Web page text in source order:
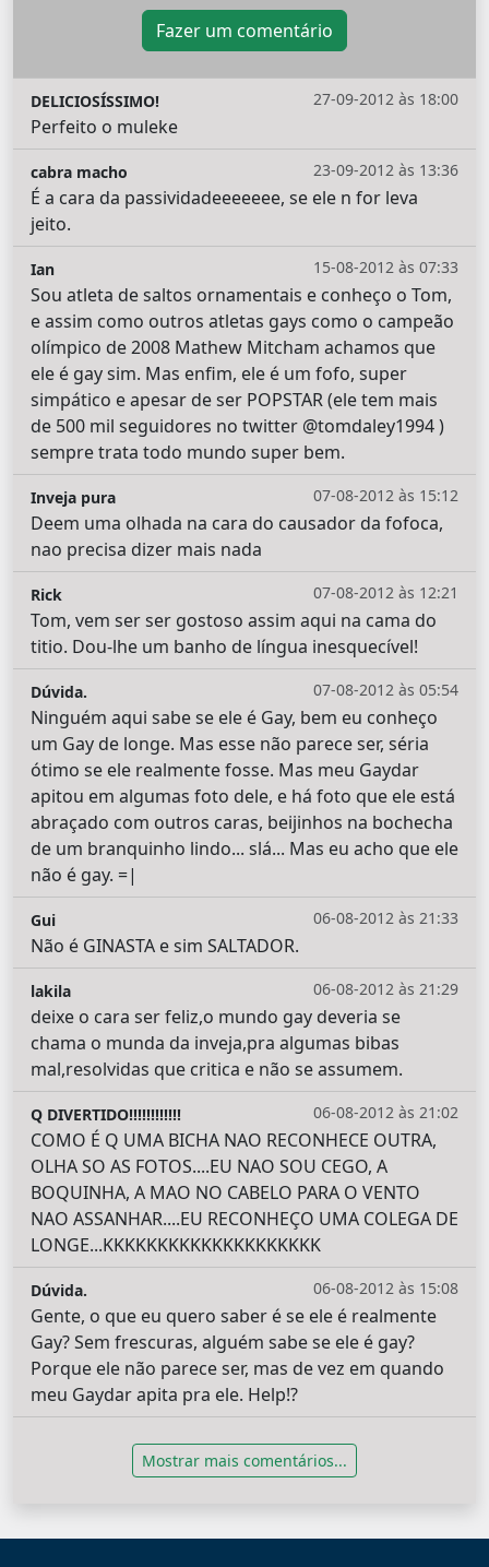
Fazer um comentário
27-09-2012 às 18:00
DELICIOSÍSSIMO!
Perfeito o muleke
23-09-2012 às 13:36
cabra macho
É a cara da passividadeeeeeee, se ele n for leva
jeito.
15-08-2012 às 07:33
Ian
Sou atleta de saltos ornamentais e conheço o Tom,
e assim como outros atletas gays como o campeão
olímpico de 2008 Mathew Mitcham achamos que
ele é gay sim. Mas enfim, ele é um fofo, super
simpático e apesar de ser POPSTAR (ele tem mais
de 500 mil seguidores no twitter @tomdaley1994 )
sempre trata todo mundo super bem.
07-08-2012 às 15:12
Inveja pura
Deem uma olhada na cara do causador da fofoca,
nao precisa dizer mais nada
07-08-2012 às 12:21
Rick
Tom, vem ser ser gostoso assim aqui na cama do
titio. Dou-lhe um banho de língua inesquecível!
07-08-2012 às 05:54
Dúvida.
Ninguém aqui sabe se ele é Gay, bem eu conheço
um Gay de longe. Mas esse não parece ser, séria
ótimo se ele realmente fosse. Mas meu Gaydar
apitou em algumas foto dele, e há foto que ele está
abraçado com outros caras, beijinhos na bochecha
de um branquinho lindo... slá... Mas eu acho que ele
não é gay. =|
06-08-2012 às 21:33
Gui
Não é GINASTA e sim SALTADOR.
06-08-2012 às 21:29
lakila
deixe o cara ser feliz,o mundo gay deveria se
chama o munda da inveja,pra algumas bibas
mal,resolvidas que critica e não se assumem.
06-08-2012 às 21:02
Q DIVERTIDO!!!!!!!!!!!!
COMO É Q UMA BICHA NAO RECONHECE OUTRA,
OLHA SO AS FOTOS....EU NAO SOU CEGO, A
BOQUINHA, A MAO NO CABELO PARA O VENTO
NAO ASSANHAR....EU RECONHEÇO UMA COLEGA DE
LONGE...KKKKKKKKKKKKKKKKKKKK
06-08-2012 às 15:08
Dúvida.
Gente, o que eu quero saber é se ele é realmente
Gay? Sem frescuras, alguém sabe se ele é gay?
Porque ele não parece ser, mas de vez em quando
meu Gaydar apita pra ele. Help!?
Mostrar mais comentários...